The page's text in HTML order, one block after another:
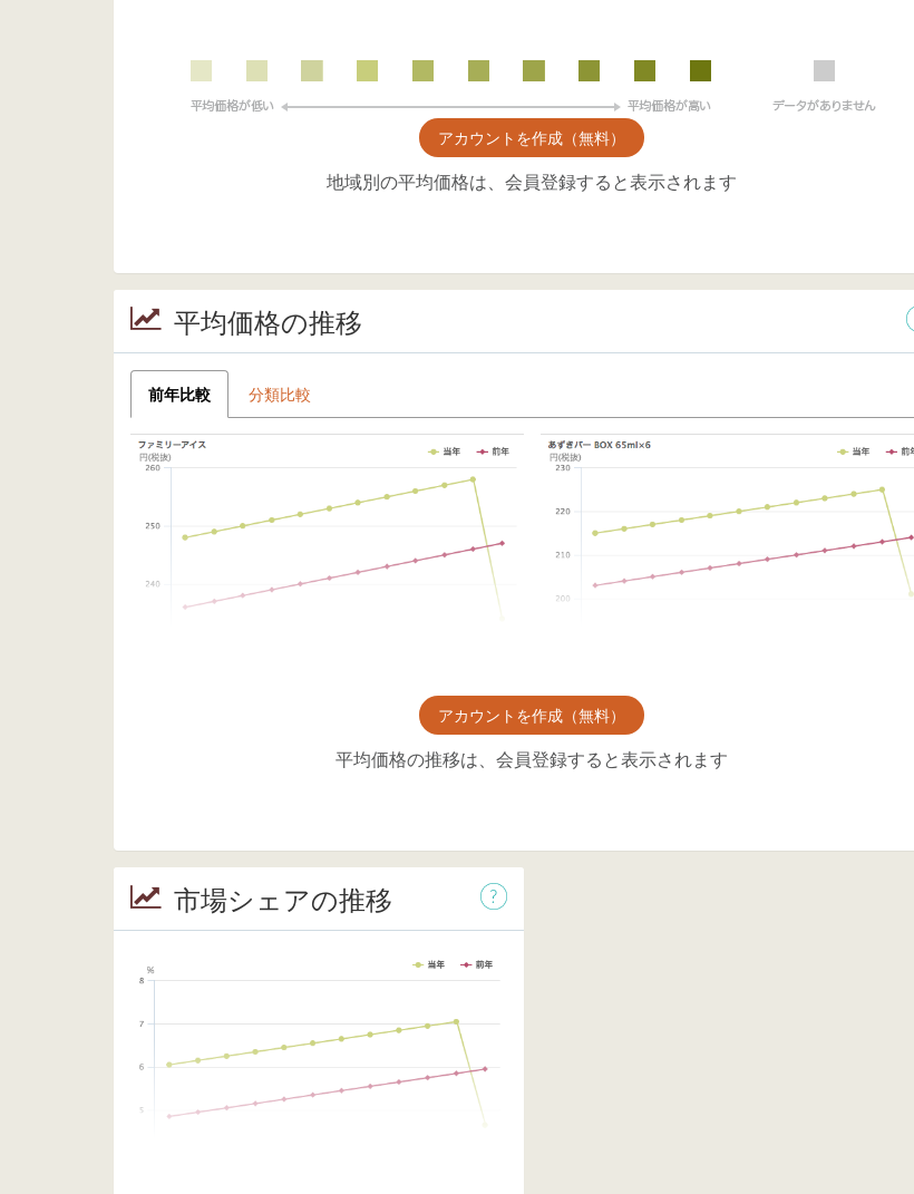
アカウントを作成（無料）
地域別の平均価格は、会員登録すると表示されます
平均価格の推移
前年比較 分類比較
アカウントを作成（無料）
平均価格の推移は、会員登録すると表示されます
市場シェアの推移